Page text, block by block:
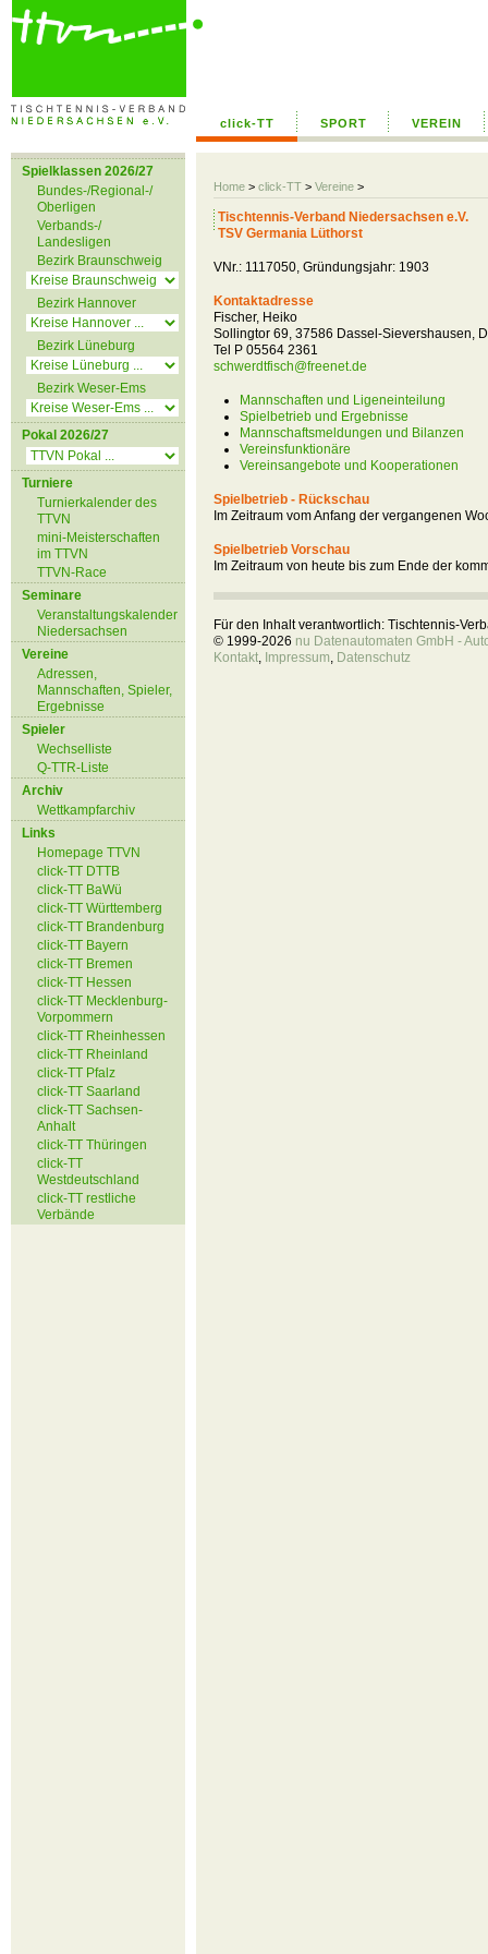
click-TT SPORT VEREIN
Home > click-TT > Vereine >
Spielklassen 2026/27
Bundes-/Regional-/
Oberligen
Verbands-/
Landesligen
Bezirk Braunschweig
Bezirk Hannover
Bezirk Lüneburg
Bezirk Weser-Ems
Pokal 2026/27
Turniere
Turnierkalender des
TTVN
mini-Meisterschaften
im TTVN
TTVN-Race
Seminare
Veranstaltungskalender
Niedersachsen
Vereine
Adressen,
Mannschaften, Spieler,
Ergebnisse
Spieler
Wechselliste
Q-TTR-Liste
Archiv
Wettkampfarchiv
Links
Homepage TTVN
click-TT DTTB
click-TT BaWü
click-TT Württemberg
click-TT Brandenburg
click-TT Bayern
click-TT Bremen
click-TT Hessen
click-TT Mecklenburg-
Vorpommern
click-TT Rheinhessen
click-TT Rheinland
click-TT Pfalz
click-TT Saarland
click-TT Sachsen-
Anhalt
click-TT Thüringen
click-TT
Westdeutschland
click-TT restliche
Verbände
Tischtennis-Verband Niedersachsen e.V.
TSV Germania Lüthorst
VNr.: 1117050, Gründungsjahr: 1903
Kontaktadresse
Fischer, Heiko
Sollingtor 69, 37586 Dassel-Sievershausen,
Tel P 05564 2361
schwerdtfisch@freenet.de
Mannschaften und Ligeneinteilung
Spielbetrieb und Ergebnisse
Mannschaftsmeldungen und Bilanzen
Vereinsfunktionäre
Vereinsangebote und Kooperationen
Spielbetrieb - Rückschau
Im Zeitraum vom Anfang der vergangenen
Spielbetrieb Vorschau
Im Zeitraum von heute bis zum Ende der
Für den Inhalt verantwortlich: Tischtennis-
© 1999-2026 nu Datenautomaten GmbH -
Kontakt, Impressum, Datenschutz